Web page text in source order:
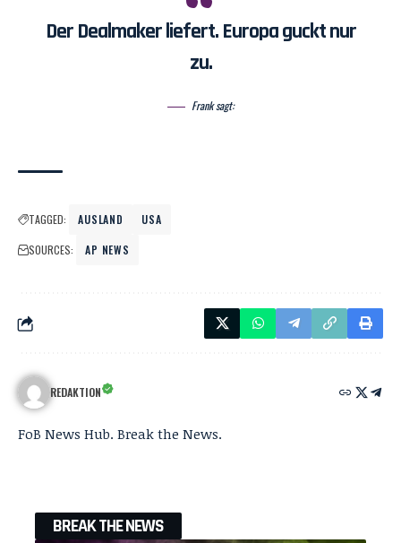
Der Dealmaker liefert. Europa guckt nur
zu.
Frank sagt:
TAGGED: AUSLAND
USA
SOURCES:
AP NEWS
REDAKTION
FoB News Hub. Break the News.
BREAK THE NEWS